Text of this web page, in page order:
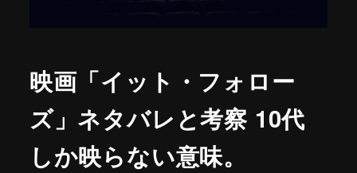
映画「イット・フォロー
ズ」ネタバレと考察 10代
しか映らない意味。